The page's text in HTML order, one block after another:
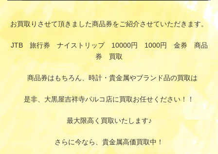
お買取りさせて頂きました商品券をご紹介させていただきます。
JTB 旅行券 ナイストリップ 10000円 1000円 金券 商品
券 買取
商品券はもちろん、時計・貴金属やブランド品の買取は
是非、大黒屋吉祥寺パルコ店に買取お任せください！！
最大限高く買取いたします♪
さらに今なら、貴金属高価買取中！